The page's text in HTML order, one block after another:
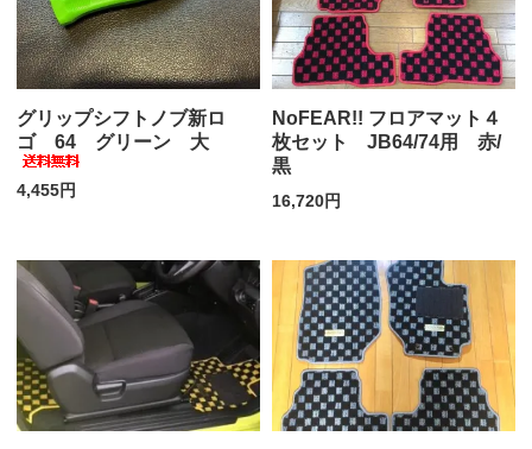
グリップシフトノブ新ロ
ゴ 64 グリーン 大
4,455円
NoFEAR!! フロアマット４
枚セット JB64/74用 赤/
黒
16,720円